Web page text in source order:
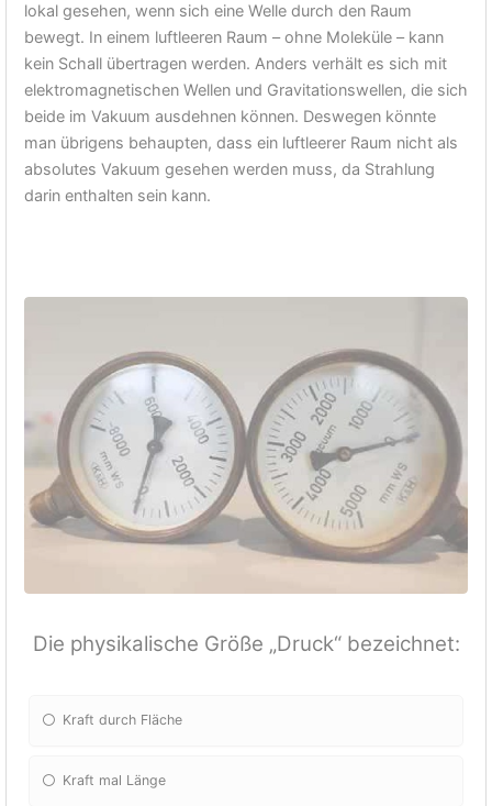
lokal gesehen, wenn sich eine Welle durch den Raum
bewegt. In einem luftleeren Raum – ohne Moleküle – kann
kein Schall übertragen werden. Anders verhält es sich mit
elektromagnetischen Wellen und Gravitationswellen, die sich
beide im Vakuum ausdehnen können. Deswegen könnte
man übrigens behaupten, dass ein luftleerer Raum nicht als
absolutes Vakuum gesehen werden muss, da Strahlung
darin enthalten sein kann.
Die physikalische Größe „Druck“ bezeichnet:
Kraft durch Fläche
Kraft mal Länge